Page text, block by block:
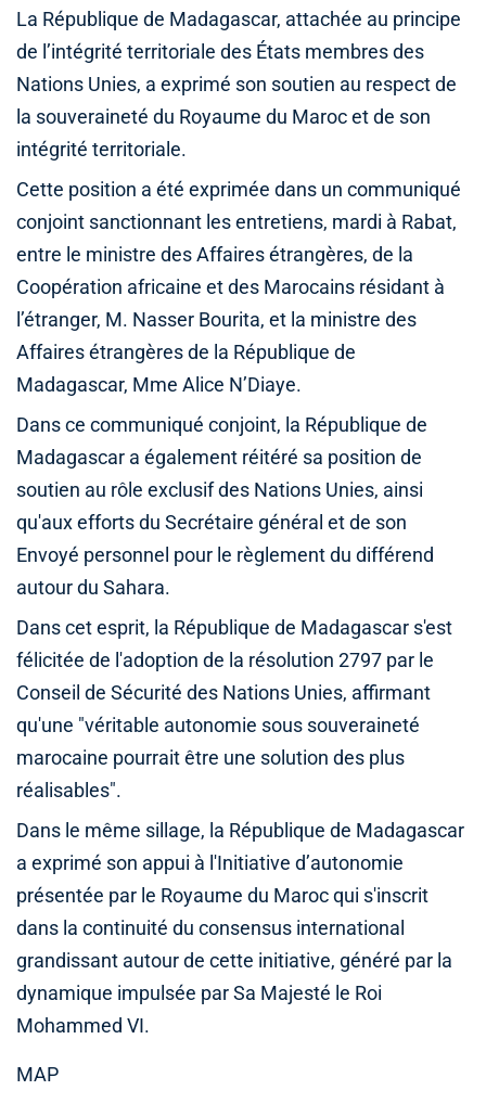
La République de Madagascar, attachée au principe
de l’intégrité territoriale des États membres des
Nations Unies, a exprimé son soutien au respect de
la souveraineté du Royaume du Maroc et de son
intégrité territoriale.
Cette position a été exprimée dans un communiqué
conjoint sanctionnant les entretiens, mardi à Rabat,
entre le ministre des Affaires étrangères, de la
Coopération africaine et des Marocains résidant à
l’étranger, M. Nasser Bourita, et la ministre des
Affaires étrangères de la République de
Madagascar, Mme Alice N’Diaye.
Dans ce communiqué conjoint, la République de
Madagascar a également réitéré sa position de
soutien au rôle exclusif des Nations Unies, ainsi
qu'aux efforts du Secrétaire général et de son
Envoyé personnel pour le règlement du différend
autour du Sahara.
Dans cet esprit, la République de Madagascar s'est
félicitée de l'adoption de la résolution 2797 par le
Conseil de Sécurité des Nations Unies, affirmant
qu'une "véritable autonomie sous souveraineté
marocaine pourrait être une solution des plus
réalisables".
Dans le même sillage, la République de Madagascar
a exprimé son appui à l'Initiative d’autonomie
présentée par le Royaume du Maroc qui s'inscrit
dans la continuité du consensus international
grandissant autour de cette initiative, généré par la
dynamique impulsée par Sa Majesté le Roi
Mohammed VI.
MAP